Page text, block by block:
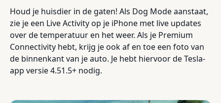
Houd je huisdier in de gaten! Als Dog Mode aanstaat,
zie je een Live Activity op je iPhone met live updates
over de temperatuur en het weer. Als je Premium
Connectivity hebt, krijg je ook af en toe een foto van
de binnenkant van je auto. Je hebt hiervoor de Tesla-
app versie 4.51.5+ nodig.